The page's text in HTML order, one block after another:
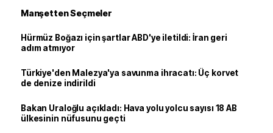
Manşetten Seçmeler
Hürmüz Boğazı için şartlar ABD'ye iletildi: İran geri
adım atmıyor
Türkiye'den Malezya'ya savunma ihracatı: Üç korvet
de denize indirildi
Bakan Uraloğlu açıkladı: Hava yolu yolcu sayısı 18 AB
ülkesinin nüfusunu geçti